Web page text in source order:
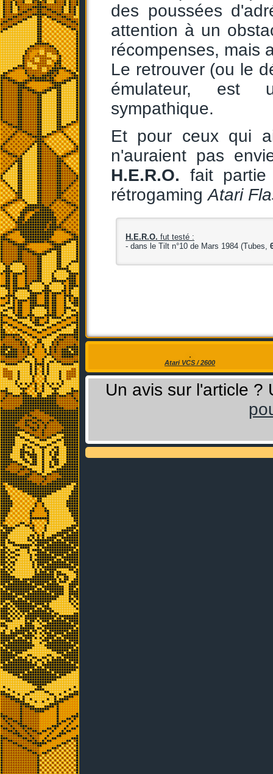
des poussées
attention à un
récompenses, mais
Le retrouver (ou le
émulateur, est
sympathique.
Et pour ceux qui
n'auraient pas
H.E.R.O. fait
rétrogamingAtari
H.E.R.O. fut testé :
- dans le Tilt n°10 de Mars 1984 (Tubes,
Atari VCS / 2600
Un avis sur l'article